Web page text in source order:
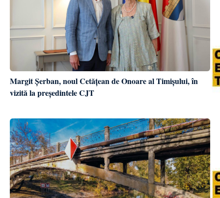
Margit Șerban, noul Cetățean de Onoare al Timișului, în
vizită la președintele CJT